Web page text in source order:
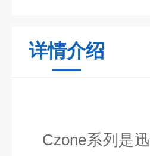
详情介绍
Czone系列是